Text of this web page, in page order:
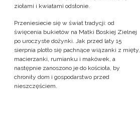
ziołami i kwiatami odsłonie.
Przeniesiecie się w świat tradycji: od
święcenia bukietów na Matki Boskiej Zielnej
po uroczyste dożynki. Jak przed laty 15
sierpnia plotło się pachnące wiązanki z mięty,
macierzanki, rumianku i makówek, a
następnie zanoszono je do kościoła, by
chroniły dom i gospodarstwo przed
nieszczęściem.